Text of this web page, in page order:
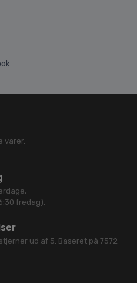
varer.
fredag).
stjerner ud af 5. Baseret på 7572